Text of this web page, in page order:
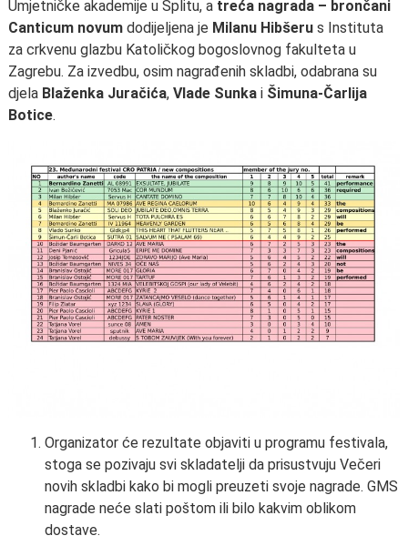
Umjetničke akademije u Splitu, a treća nagrada – brončani
Canticum novum dodijeljena je Milanu Hibšeru s Instituta
za crkvenu glazbu Katoličkog bogoslovnog fakulteta u
Zagrebu. Za izvedbu, osim nagrađenih skladbi, odabrana su
djela Blaženka Juračića, Vlade Sunka i Šimuna-Čarlija
Botice.
Organizator će rezultate objaviti u programu festivala,
stoga se pozivaju svi skladatelji da prisustvuju Večeri
novih skladbi kako bi mogli preuzeti svoje nagrade. GMS
nagrade neće slati poštom ili bilo kakvim oblikom
dostave.